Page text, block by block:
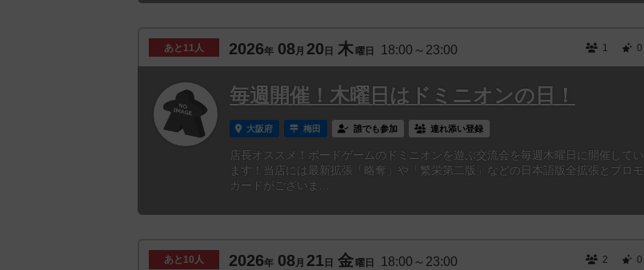
あと 11人 2026年 08 月 20 日 木 曜日 18:00～23:00 1 0
毎週開催！木曜日はドミニオンの日！
大阪府 梅田 誰でも参加 連れ添い登録
店長オススメ！ボードゲームのドミニオンを遊ぶ交流会を毎週木曜日に開催してい
ます！当店には最新拡張「略奪」や「繁栄第二版」などの日本語版全拡張とプロモ
カードがございま...
あと 10人 2026年 08月 21 日 金 曜日 18:00～23:00 2 0